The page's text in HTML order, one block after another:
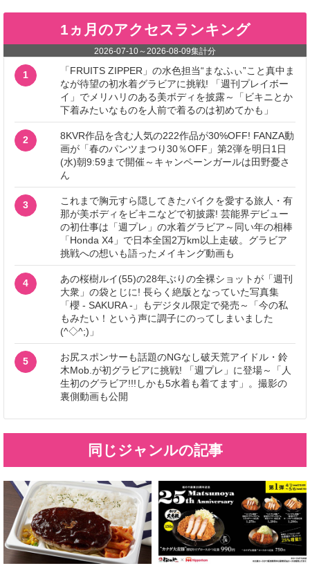
1ヵ月のアクセスランキング
2026-07-10～ 2026-08-09集計分
1
「FRUITS ZIPPER」の水色担当“まなふぃ”こと真中ま
なが待望の初水着グラビアに挑戦! 「週刊プレイボー
イ」でメリハリのある美ボディを披露～「ビキニとか
下着みたいなものを人前で着るのは初めてかも」
2
8KVR作品を含む人気の222作品が30%OFF! FANZA動
画が「春のパンツまつり30％OFF」第2弾を明日1日
(水)朝9:59まで開催～キャンペーンガールは田野憂さ
ん
3
これまで胸元すら隠してきたバイクを愛する旅人・有
那が美ボディをビキニなどで初披露! 芸能界デビュー
の初仕事は「週プレ」の水着グラビア～同い年の相棒
「Honda X4」で日本全国2万km以上走破。グラビア
挑戦への想いも語ったメイキング動画も
4
あの桜樹ルイ(55)の28年ぶりの全裸ショットが「週刊
大衆」の袋とじに! 長らく絶版となっていた写真集
「櫻 - SAKURA -」もデジタル限定で発売～「今の私
もみたい！という声に調子にのってしまいました
(^◇^;)」
5
お尻スポンサーも話題のNGなし破天荒アイドル・鈴
木Mob.が初グラビアに挑戦! 「週プレ」に登場～「人
生初のグラビア!!!しかも5水着も着てます」。撮影の
裏側動画も公開
同じジャンルの記事